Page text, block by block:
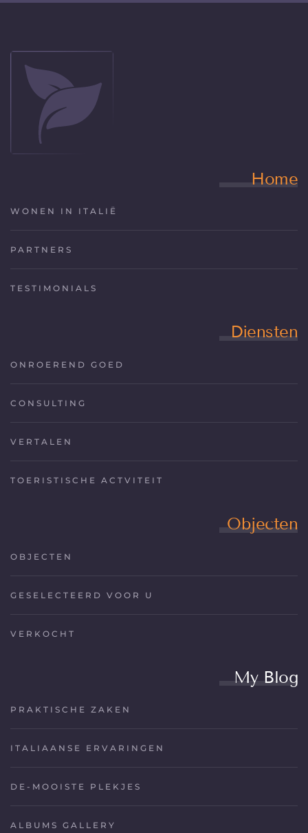
Home
WONEN IN ITALIË
PARTNERS
TESTIMONIALS
Diensten
ONROEREND GOED
CONSULTING
VERTALEN
TOERISTISCHE ACTVITEIT
Objecten
OBJECTEN
GESELECTEERD VOOR U
VERKOCHT
My Blog
PRAKTISCHE ZAKEN
ITALIAANSE ERVARINGEN
DE-MOOISTE PLEKJES
ALBUMS GALLERY